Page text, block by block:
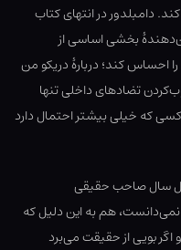
در انتهای کتاب
بخشی اساسی از
کند؛ دربارهٔ دریکو من
تضادهای داخلی تنها
که خیلی بیشتر احتمال دارد
سال صاحب حقیقی
هم به این دلیل که
بویی از حقیقت می‌برد